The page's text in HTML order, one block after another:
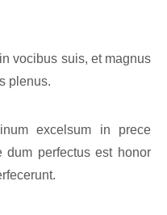
vocibus suis, et magnus
plenus.
excelsum in prece
dum perfectus est honor